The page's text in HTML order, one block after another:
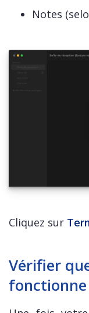
Notes
Cliquez sur
Vérifier
fonctionne